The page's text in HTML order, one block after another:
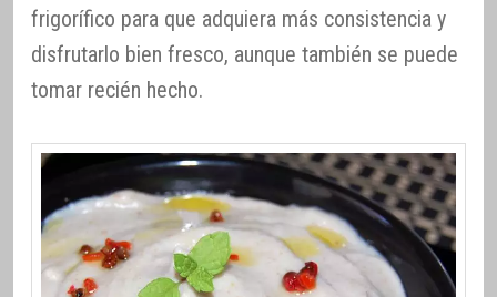
frigorífico para que adquiera más consistencia y
disfrutarlo bien fresco, aunque también se puede
tomar recién hecho.